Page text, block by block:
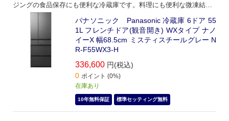
ジングの食品保存にも便利な冷蔵庫です。料理にも便利な微凍結機
能で、直ぐにお料理できるチルト室も人気です。
パナソニック Panasonic 冷蔵庫 6ドア 55
1L フレンチドア(観音開き) WXタイプ ナノ
イーX 幅68.5cm ミスティスチールグレー N
R-F55WX3-H
336,600 円(税込)
0 ポイント (0%)
在庫あり
10年無料保証 標準セッティング無料